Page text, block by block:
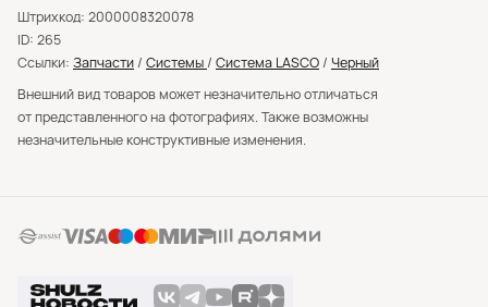
Штрихкод: 2000008320078
ID: 265
Ссылки: Запчасти / Системы / Система LASCO / Черный
Внешний вид товаров может незначительно отличаться
от представленного на фотографиях. Также возможны
незначительные конструктивные изменения.